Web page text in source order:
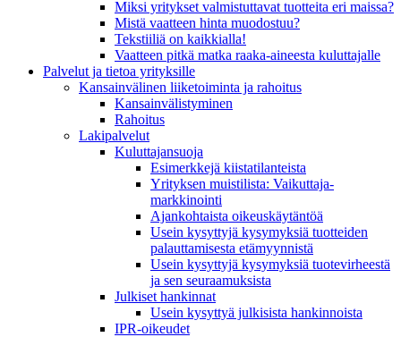
Miksi yritykset valmistuttavat tuotteita eri maissa?
Mistä vaatteen hinta muodostuu?
Tekstiiliä on kaikkialla!
Vaatteen pitkä matka raaka-aineesta kuluttajalle
Palvelut ja tietoa yrityksille
Kansainvälinen liiketoiminta ja rahoitus
Kansain­välistyminen
Rahoitus
Lakipalvelut
Kuluttajansuoja
Esimerkkejä kiistatilanteista
Yrityksen muistilista: Vaikuttaja­
markkinointi
Ajankohtaista oikeuskäytäntöä
Usein kysyttyjä kysymyksiä tuotteiden
palauttamisesta etämyynnistä
Usein kysyttyjä kysymyksiä tuotevirheestä
ja sen seuraamuksista
Julkiset hankinnat
Usein kysyttyä julkisista hankinnoista
IPR-oikeudet